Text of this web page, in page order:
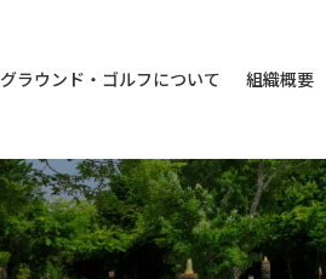
グラウンド・ゴルフについて 組織概要